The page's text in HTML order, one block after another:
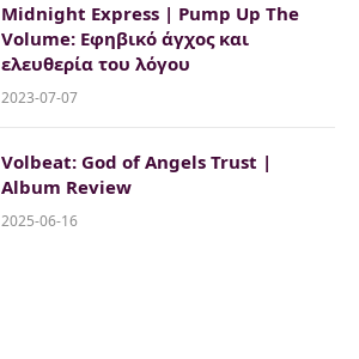
Midnight Express | Pump Up The
Volume: Εφηβικό άγχος και
ελευθερία του λόγου
2023-07-07
Volbeat: God of Angels Trust |
Album Review
2025-06-16